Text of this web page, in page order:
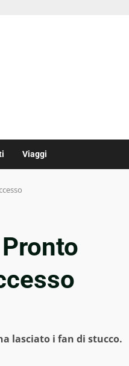
Viaggi
lasciato i fan di stucco.